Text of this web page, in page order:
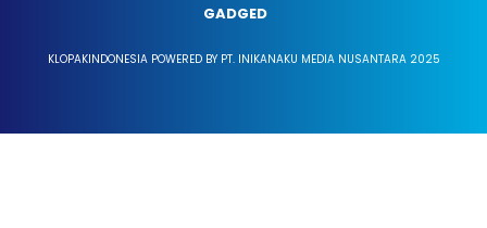
GADGED
KLOPAKINDONESIA POWERED BY PT. INIKANAKU MEDIA NUSANTARA 2025